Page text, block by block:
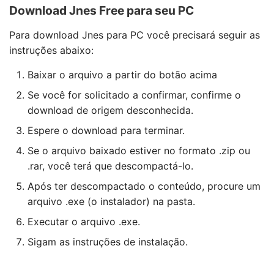
Download Jnes Free para seu PC
Para download Jnes para PC você precisará seguir as
instruções abaixo:
Baixar o arquivo a partir do botão acima
Se você for solicitado a confirmar, confirme o
download de origem desconhecida.
Espere o download para terminar.
Se o arquivo baixado estiver no formato .zip ou
.rar, você terá que descompactá-lo.
Após ter descompactado o conteúdo, procure um
arquivo .exe (o instalador) na pasta.
Executar o arquivo .exe.
Sigam as instruções de instalação.